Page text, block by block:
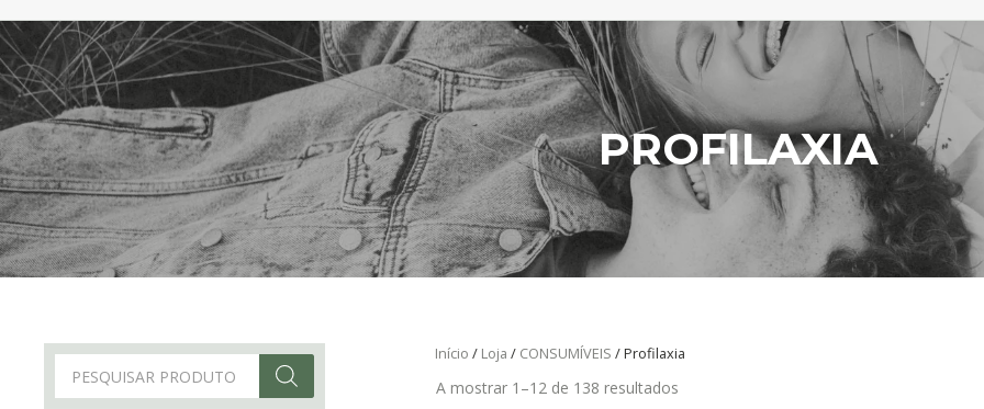
PROFILAXIA
Início / Loja / CONSUMÍVEIS / Profilaxia
A mostrar 1–12 de 138 resultados
Products
search